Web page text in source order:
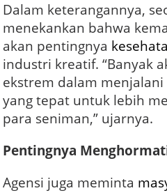
Dalam keterangannya,
menekankan bahwa
akan pentingnya
industri kreatif. “Banyak
ekstrem dalam
yang tepat untuk lebih
para seniman,” ujarnya.
Pentingnya
Agensi juga meminta